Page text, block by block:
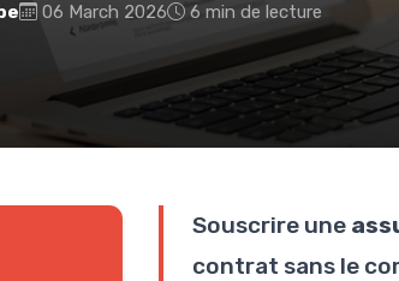
06 March 2026 6 min de lecture
Souscrire une
contrat sans le